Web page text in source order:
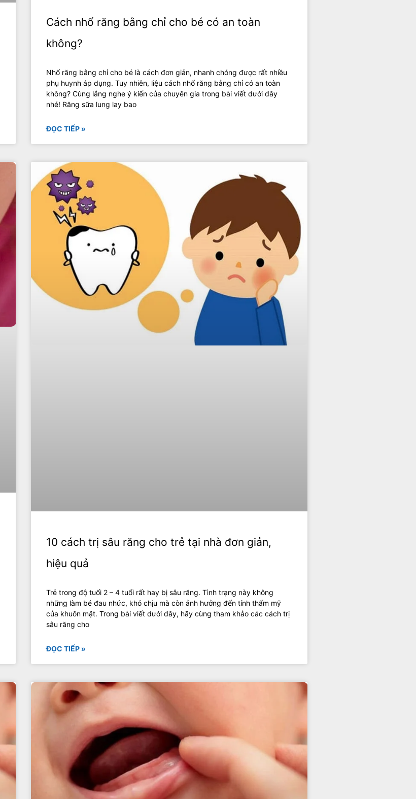
Cách nhổ răng bằng chỉ cho bé có an toàn
không?
Nhổ răng bằng chỉ cho bé là cách đơn giản, nhanh chóng được rất nhiều
phụ huynh áp dụng. Tuy nhiên, liệu cách nhổ răng bằng chỉ có an toàn
không? Cùng lắng nghe ý kiến của chuyên gia trong bài viết dưới đây
nhé! Răng sữa lung lay bao
ĐỌC TIẾP »
10 cách trị sâu răng cho trẻ tại nhà đơn giản,
hiệu quả
Trẻ trong độ tuổi 2 – 4 tuổi rất hay bị sâu răng. Tình trạng này không
những làm bé đau nhức, khó chịu mà còn ảnh hưởng đến tính thẩm mỹ
của khuôn mặt. Trong bài viết dưới đây, hãy cùng tham khảo các cách trị
sâu răng cho
ĐỌC TIẾP »